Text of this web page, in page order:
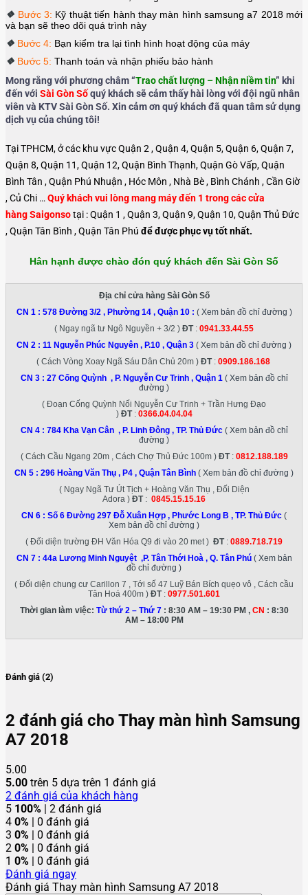
❖ Bước 3: Kỹ thuật tiến hành thay màn hình samsung a7 2018mới
và bạn sẽ theo dõi quá trình này
❖ Bước 4: Bạn kiểm tra lại tình hình hoạt động của máy
❖ Bước 5: Thanh toán và nhận phiếu bảo hành
Mong rằng với phương châm “Trao chất lượng – Nhận niềm tin” khi
đến với Sài Gòn Sốquý khách sẽ cảm thấy hài lòng với đội ngũ nhân
viên và KTV Sài Gòn Số. Xin cảm ơn quý khách đã quan tâm sử dụng
dịch vụ của chúng tôi!
Tại TPHCM, ở các khu vực Quận 2 , Quận 4, Quận 5, Quận 6, Quận 7,
Quận 8, Quận 11, Quận 12, Quận Bình Thạnh, Quận Gò Vấp, Quận
Bình Tân , Quận Phú Nhuận , Hóc Môn , Nhà Bè , Bình Chánh , Cần Giờ
, Củ Chi … Quý khách vui lòng mang máy đến 1 trong các cửa
hàng Saigonsotại : Quận 1 , Quận 3, Quận 9, Quận 10, Quận Thủ Đức
, Quận Tân Bình , Quận Tân Phú để được phục vụ tốt nhất.
Hân hạnh được chào đón quý khách đến Sài Gòn Số
Địa chỉ cửa hàng Sài Gòn Số
CN 1 : 578 Đường 3/2 , Phường 14 , Quận 10: ( Xem bản đồ chỉ đường )
( Ngay ngã tư Ngô Nguyền + 3/2 ) ĐT: 0941.33.44.55
CN 2 : 11 Nguyễn Phúc Nguyên , P.10 , Quận 3 ( Xem bản đồ chỉ đường )
( Cách Vòng Xoay Ngã Sáu Dân Chủ 20m ) ĐT: 0909.186.168
CN 3 : 27 Cống Quỳnh , P. Nguyễn Cư Trinh , Quận 1 ( Xem bản đồ chỉ
đường )
( Đoạn Cống Quỳnh Nối Nguyễn Cư Trinh + Trần Hưng Đạo
) ĐT: 0366.04.04.04
CN 4 : 784 Kha Vạn Cân , P. Linh Đông , TP. Thủ Đức( Xem bản đồ chỉ
đường )
( Cách Cầu Ngang 20m , Cách Chợ Thủ Đức 100m ) ĐT: 0812.188.189
CN 5 : 296 Hoàng Văn Thụ , P4 , Quận Tân Bình ( Xem bản đồ chỉ đường )
( Ngay Ngã Tư Út Tịch + Hoàng Văn Thụ , Đối Diện
Adora ) ĐT: 0845.15.15.16
CN 6 : Số 6 Đường 297 Đỗ Xuân Hợp , Phước Long B , TP. Thủ Đức (
Xem bản đồ chỉ đường )
( Đối diện trường ĐH Văn Hóa Q9 đi vào 20 met ) ĐT: 0889.718.719
CN 7 : 44a Lương Minh Nguyệt ,P. Tân Thới Hoà , Q. Tân Phú ( Xem bản
đồ chỉ đường )
( Đối diện chung cư Carillon 7 , Tới số 47 Luỹ Bán Bích quẹo vô , Cách cầu
Tân Hoá 400m ) ĐT: 0977.501.601
Thời gian làm việc: Từ thứ 2 – Thứ 7: 8:30 AM – 19:30 PM , CN : 8:30
AM – 18:00 PM
Đánh giá (2)
2 đánh giá cho Thay màn hình Samsung
A7 2018
5.00
5.00 trên 5 dựa trên 1 đánh giá
2 đánh giá của khách hàng
5 100% | 2 đánh giá
4 0% | 0 đánh giá
3 0% | 0 đánh giá
2 0% | 0 đánh giá
1 0% | 0 đánh giá
Đánh giá ngay
Đánh giá Thay màn hình Samsung A7 2018